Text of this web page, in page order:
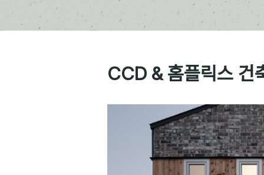
CCD & 홈플릭스 건